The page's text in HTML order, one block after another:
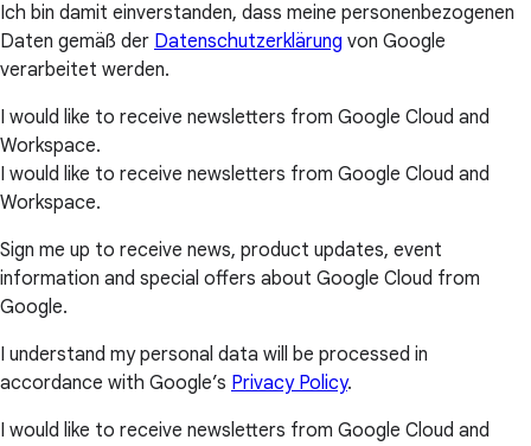
Ich bin damit einverstanden, dass meine personenbezogenen
Daten gemäß der Datenschutzerklärung von Google
verarbeitet werden.
I would like to receive newsletters from Google Cloud and
Workspace.
I would like to receive newsletters from Google Cloud and
Workspace.
Sign me up to receive news, product updates, event
information and special offers about Google Cloud from
Google.
I understand my personal data will be processed in
accordance with Google’s Privacy Policy.
I would like to receive newsletters from Google Cloud and